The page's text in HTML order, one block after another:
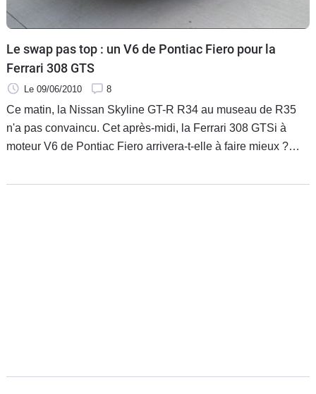
Le swap pas top : un V6 de Pontiac Fiero pour la
Ferrari 308 GTS
Le 09/06/2010 8
Ce matin, la Nissan Skyline GT-R R34 au museau de R35
n'a pas convaincu. Cet après-midi, la Ferrari 308 GTSi à
moteur V6 de Pontiac Fiero arrivera-t-elle à faire mieux ?